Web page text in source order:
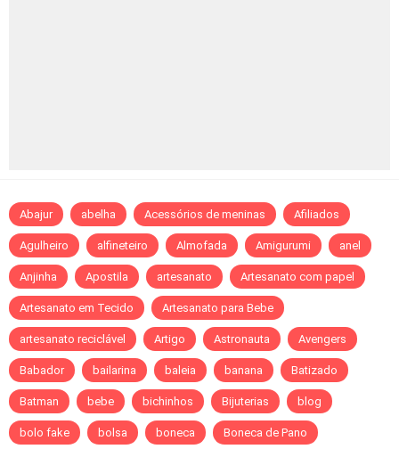
Abajur abelha Acessórios de meninas Afiliados
Agulheiro alfineteiro Almofada Amigurumi anel
Anjinha Apostila artesanato Artesanato com papel
Artesanato em Tecido Artesanato para Bebe
artesanato reciclável Artigo Astronauta Avengers
Babador bailarina baleia banana Batizado
Batman bebe bichinhos Bijuterias blog
bolo fake bolsa boneca Boneca de Pano